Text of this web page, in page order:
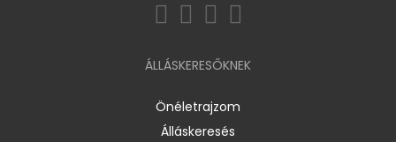
ÁLLÁSKERESŐKNEK
Önéletrajzom
Álláskeresés